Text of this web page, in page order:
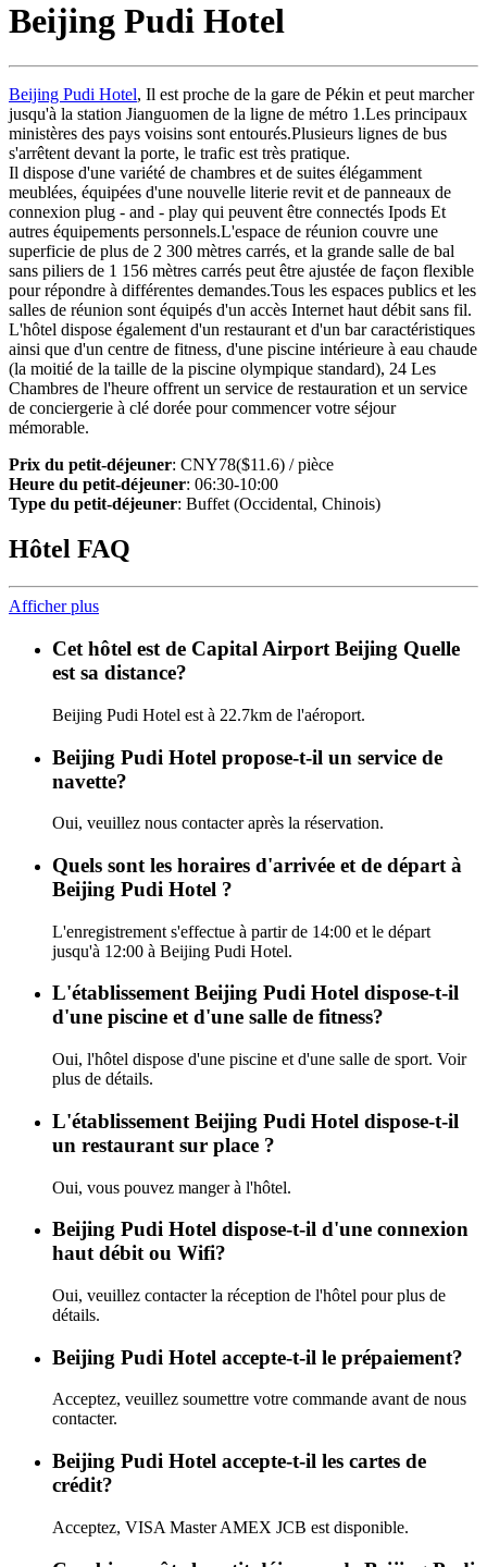
Beijing Pudi Hotel
Beijing Pudi Hotel, Il est proche de la gare de Pékin et peut marcher
jusqu'à la station Jianguomen de la ligne de métro 1.Les principaux
ministères des pays voisins sont entourés.Plusieurs lignes de bus
s'arrêtent devant la porte, le trafic est très pratique.
Il dispose d'une variété de chambres et de suites élégamment
meublées, équipées d'une nouvelle literie revit et de panneaux de
connexion plug - and - play qui peuvent être connectés Ipods Et
autres équipements personnels.L'espace de réunion couvre une
superficie de plus de 2 300 mètres carrés, et la grande salle de bal
sans piliers de 1 156 mètres carrés peut être ajustée de façon flexible
pour répondre à différentes demandes.Tous les espaces publics et les
salles de réunion sont équipés d'un accès Internet haut débit sans fil.
L'hôtel dispose également d'un restaurant et d'un bar caractéristiques
ainsi que d'un centre de fitness, d'une piscine intérieure à eau chaude
(la moitié de la taille de la piscine olympique standard), 24 Les
Chambres de l'heure offrent un service de restauration et un service
de conciergerie à clé dorée pour commencer votre séjour
mémorable.
Prix du petit-déjeuner: CNY78($11.6) / pièce
Heure du petit-déjeuner: 06:30-10:00
Type du petit-déjeuner: Buffet (Occidental, Chinois)
Hôtel FAQ
Afficher plus
Cet hôtel est de Capital Airport Beijing Quelle
est sa distance?
Beijing Pudi Hotel est à 22.7km de l'aéroport.
Beijing Pudi Hotel propose-t-il un service de
navette?
Oui, veuillez nous contacter après la réservation.
Quels sont les horaires d'arrivée et de départ à
Beijing Pudi Hotel ?
L'enregistrement s'effectue à partir de 14:00 et le départ
jusqu'à 12:00 à Beijing Pudi Hotel.
L'établissement Beijing Pudi Hotel dispose-t-il
d'une piscine et d'une salle de fitness?
Oui, l'hôtel dispose d'une piscine et d'une salle de sport. Voir
plus de détails.
L'établissement Beijing Pudi Hotel dispose-t-il
un restaurant sur place ?
Oui, vous pouvez manger à l'hôtel.
Beijing Pudi Hotel dispose-t-il d'une connexion
haut débit ou Wifi?
Oui, veuillez contacter la réception de l'hôtel pour plus de
détails.
Beijing Pudi Hotel accepte-t-il le prépaiement?
Acceptez, veuillez soumettre votre commande avant de nous
contacter.
Beijing Pudi Hotel accepte-t-il les cartes de
crédit?
Acceptez, VISA Master AMEX JCB est disponible.